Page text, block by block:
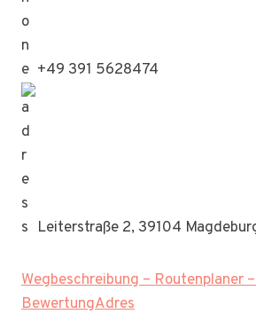
+49 391 5628474
Leiterstraße 2, 39104
Wegbeschreibung – Routenplaner
BewertungAdres